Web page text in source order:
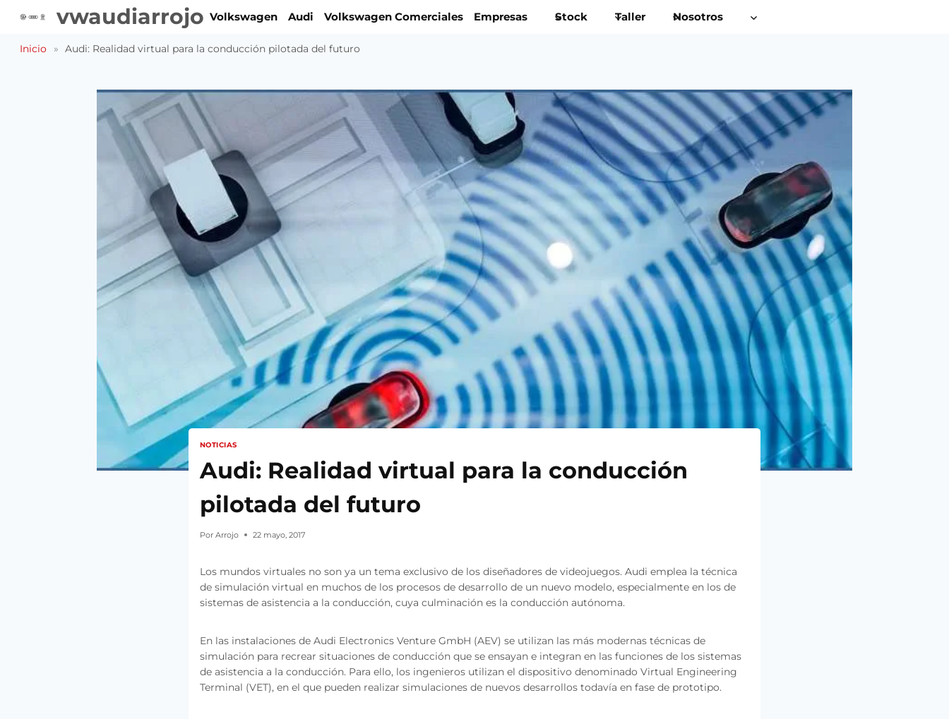
vwaudiarrojo Volkswagen Audi Volkswagen Comerciales Empresas Stock Taller Nosotros
Inicio » Audi: Realidad virtual para la conducción pilotada del futuro
NOTICIAS
Audi: Realidad virtual para la conducción
pilotada del futuro
Por Arrojo 22 mayo, 2017
Los mundos virtuales no son ya un tema exclusivo de los diseñadores de videojuegos. Audi emplea la técnica
de simulación virtual en muchos de los procesos de desarrollo de un nuevo modelo, especialmente en los de
sistemas de asistencia a la conducción, cuya culminación es la conducción autónoma.
En las instalaciones de Audi Electronics Venture GmbH (AEV) se utilizan las más modernas técnicas de
simulación para recrear situaciones de conducción que se ensayan e integran en las funciones de los sistemas
de asistencia a la conducción. Para ello, los ingenieros utilizan el dispositivo denominado Virtual Engineering
Terminal (VET), en el que pueden realizar simulaciones de nuevos desarrollos todavía en fase de prototipo.